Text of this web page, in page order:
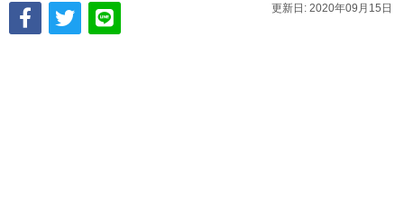
更新日: 2020年09月15日